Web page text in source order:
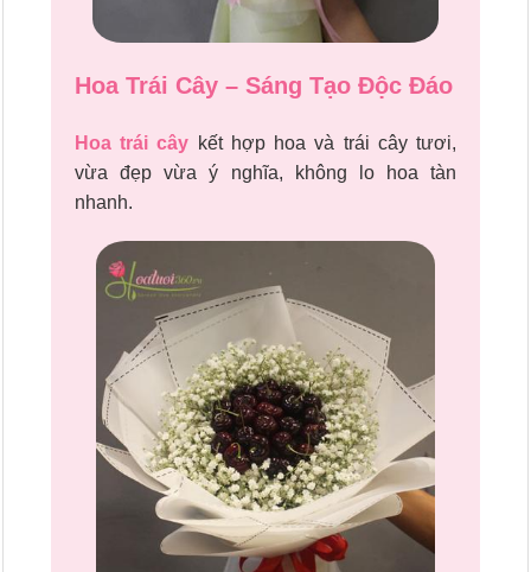
Hoa Trái Cây – Sáng Tạo Độc Đáo
Hoa trái cây kết hợp hoa và trái cây tươi,
vừa đẹp vừa ý nghĩa, không lo hoa tàn
nhanh.